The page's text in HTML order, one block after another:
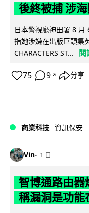
後終被捕 涉
日本警視廳神田署 8 月
指她涉嫌在出版巨頭集
CHARACTERS ST...
閱
75 9 ↗ 分享
商業科技 資訊保安
Vin 1 日
智博通路由器
稱漏洞是功能